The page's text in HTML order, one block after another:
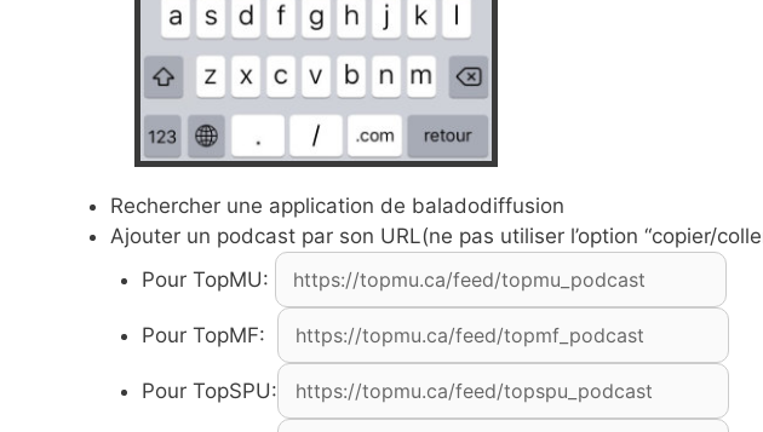
Rechercher une application de baladodiffusion
Ajouter un podcast par son URL(ne pas utiliser l’option “copier/
Pour TopMU:
Pour TopMF:
Pour TopSPU: